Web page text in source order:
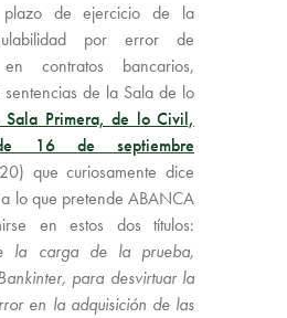
plazo de ejercicio de la
por error de
en contratos bancarios,
de la Sala de lo
Sala Primera, de lo Civil,
16 de septiembre
que curiosamente dice
lo que pretende ABANCA
en estos dos títulos:
la carga de la prueba,
para desvirtuar la
en la adquisición de las